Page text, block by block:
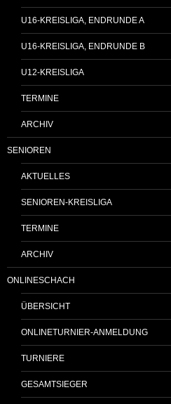
U16-KREISLIGA, ENDRUNDE A
U16-KREISLIGA, ENDRUNDE B
U12-KREISLIGA
TERMINE
ARCHIV
SENIOREN
AKTUELLES
SENIOREN-KREISLIGA
TERMINE
ARCHIV
ONLINESCHACH
ÜBERSICHT
ONLINETURNIER-ANMELDUNG
TURNIERE
GESAMTSIEGER